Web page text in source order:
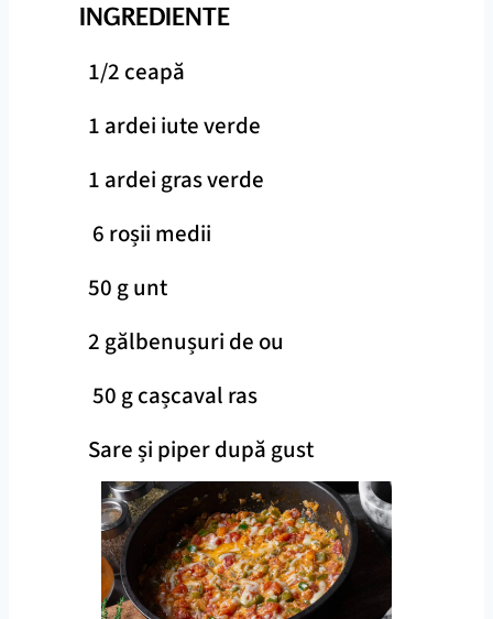
INGREDIENTE
1/2 ceapă
1 ardei iute verde
1 ardei gras verde
6 roșii medii
50 g unt
2 gălbenușuri de ou
50 g cașcaval ras
Sare și piper după gust